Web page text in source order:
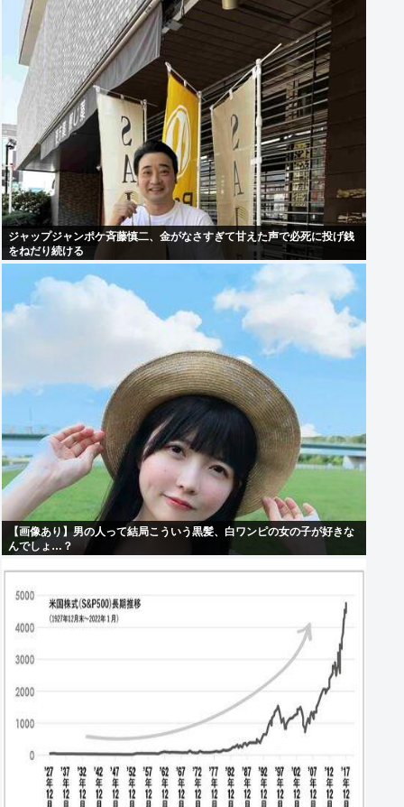
ジャップジャンポケ斉藤慎二、金がなさすぎて甘えた声で必死に投げ銭
をねだり続ける
【画像あり】男の人って結局こういう黒髪、白ワンピの女の子が好きな
んでしょ…？